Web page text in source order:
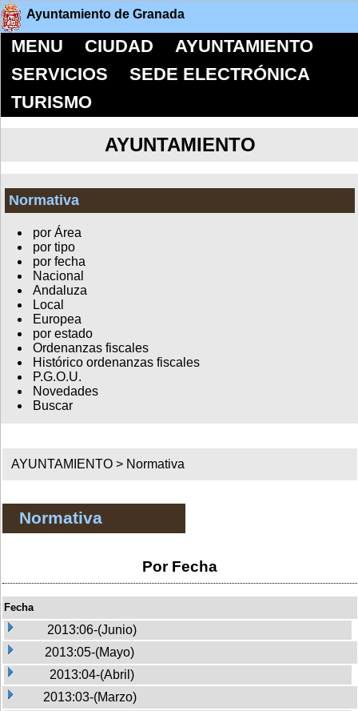
Ayuntamiento de Granada
MENU CIUDAD
AYUNTAMIENTO
SERVICIOS
SEDE ELECTRÓNICA
TURISMO
AYUNTAMIENTO
Normativa
por Área
por tipo
por fecha
Nacional
Andaluza
Local
Europea
por estado
Ordenanzas fiscales
Histórico ordenanzas fiscales
P.G.O.U.
Novedades
Buscar
AYUNTAMIENTO > Normativa
Normativa
Por Fecha
Fecha
2013:06-(Junio)
2013:05-(Mayo)
2013:04-(Abril)
2013:03-(Marzo)